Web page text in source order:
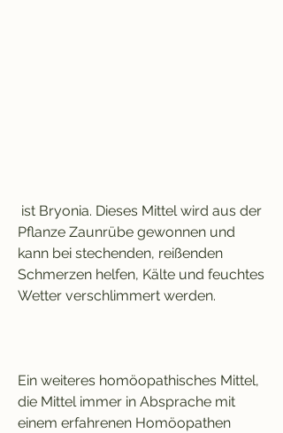
Pflanze Zaunrübe gewonnen und
kann bei stechenden, reißenden
Schmerzen helfen, Kälte und feuchtes
Wetter verschlimmert werden.
Ein weiteres homöopathisches Mittel,
die Mittel immer in Absprache mit
einem erfahrenen Homöopathen